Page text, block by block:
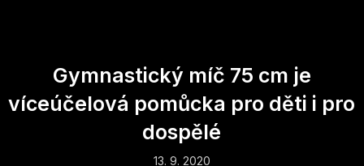
Gymnastický míč 75 cm je
víceúčelová pomůcka pro děti i pro
dospělé
13. 9. 2020